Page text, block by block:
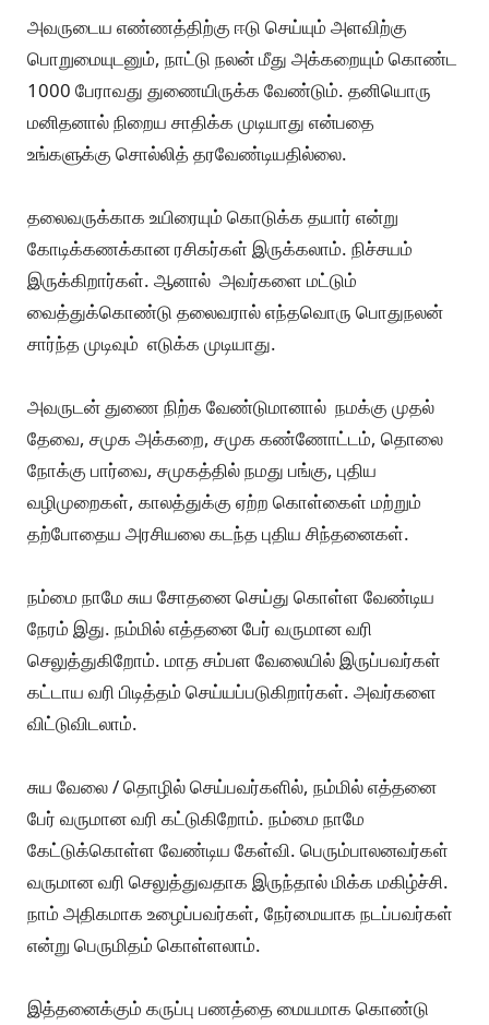
அவருடைய எண்ணத்திற்கு ஈடு செய்யும் அளவிற்கு
பொறுமையுடனும், நாட்டு நலன் மீது அக்கறையும் கொண்ட
1000 பேராவது துணையிருக்க வேண்டும். தனியொரு
மனிதனால் நிறைய சாதிக்க முடியாது என்பதை
உங்களுக்கு சொல்லித் தரவேண்டியதில்லை.
தலைவருக்காக உயிரையும் கொடுக்க தயார் என்று
கோடிக்கணக்கான ரசிகர்கள் இருக்கலாம். நிச்சயம்
இருக்கிறார்கள். ஆனால் அவர்களை மட்டும்
வைத்துக்கொண்டு தலைவரால் எந்தவொரு பொதுநலன்
சார்ந்த முடிவும் எடுக்க முடியாது.
அவருடன் துணை நிற்க வேண்டுமானால் நமக்கு முதல்
தேவை, சமுக அக்கறை, சமுக கண்ணோட்டம், தொலை
நோக்கு பார்வை, சமுகத்தில் நமது பங்கு, புதிய
வழிமுறைகள், காலத்துக்கு ஏற்ற கொள்கைள் மற்றும்
தற்போதைய அரசியலை கடந்த புதிய சிந்தனைகள்.
நம்மை நாமே சுய சோதனை செய்து கொள்ள வேண்டிய
நேரம் இது. நம்மில் எத்தனை பேர் வருமான வரி
செலுத்துகிறோம். மாத சம்பள வேலையில் இருப்பவர்கள்
கட்டாய வரி பிடித்தம் செய்யப்படுகிறார்கள். அவர்களை
விட்டுவிடலாம்.
சுய வேலை / தொழில் செய்பவர்களில், நம்மில் எத்தனை
பேர் வருமான வரி கட்டுகிறோம். நம்மை நாமே
கேட்டுக்கொள்ள வேண்டிய கேள்வி. பெரும்பாலனவர்கள்
வருமான வரி செலுத்துவதாக இருந்தால் மிக்க மகிழ்ச்சி.
நாம் அதிகமாக உழைப்பவர்கள், நேர்மையாக நடப்பவர்கள்
என்று பெருமிதம் கொள்ளலாம்.
இத்தனைக்கும் கருப்பு பணத்தை மையமாக கொண்டு